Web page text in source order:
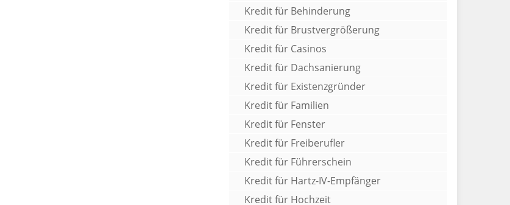
Kredit für Behinderung
Kredit für Brustvergrößerung
Kredit für Casinos
Kredit für Dachsanierung
Kredit für Existenzgründer
Kredit für Familien
Kredit für Fenster
Kredit für Freiberufler
Kredit für Führerschein
Kredit für Hartz-IV-Empfänger
Kredit für Hochzeit